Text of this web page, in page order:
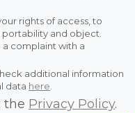
rights of access, to
and object.
complaint with a
additional information
data here
the Privacy Policy.